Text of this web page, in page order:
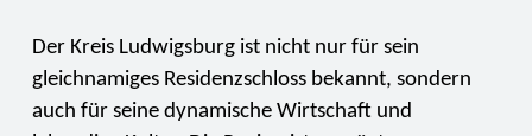
Der Kreis Ludwigsburg ist nicht nur für sein
gleichnamiges Residenzschloss bekannt, sondern
auch für seine dynamische Wirtschaft und